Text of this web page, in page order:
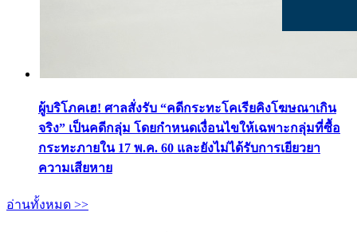
ผู้บริโภคเฮ! ศาลสั่งรับ “คดีกระทะโคเรียคิงโฆษณาเกิน
จริง” เป็นคดีกลุ่ม โดยกำหนดเงื่อนไขให้เฉพาะกลุ่มที่ซื้อ
กระทะภายใน 17 พ.ค. 60 และยังไม่ได้รับการเยียวยา
ความเสียหาย
อ่านทั้งหมด >>